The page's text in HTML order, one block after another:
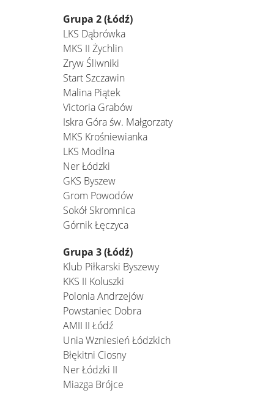
Grupa 2 (Łódź)
LKS Dąbrówka
MKS II Żychlin
Zryw Śliwniki
Start Szczawin
Malina Piątek
Victoria Grabów
Iskra Góra św. Małgorzaty
MKS Krośniewianka
LKS Modlna
Ner Łódzki
GKS Byszew
Grom Powodów
Sokół Skromnica
Górnik Łęczyca
Grupa 3 (Łódź)
Klub Piłkarski Byszewy
KKS II Koluszki
Polonia Andrzejów
Powstaniec Dobra
AMII II Łódź
Unia Wzniesień Łódzkich
Błękitni Ciosny
Ner Łódzki II
Miazga Brójce